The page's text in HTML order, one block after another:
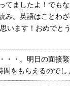
てましたよ！でも
み。英語はことわ
います！おめでと
・・。明日の面接
をもらえるのでし